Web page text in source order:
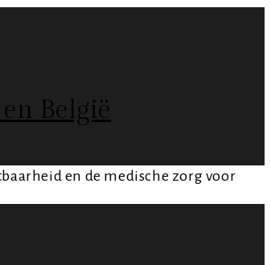
België
en de medische zorg voor